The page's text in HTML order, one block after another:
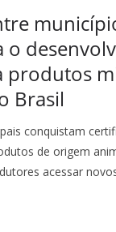
o
produtos
Brasil
conquistam
de origem
acessar